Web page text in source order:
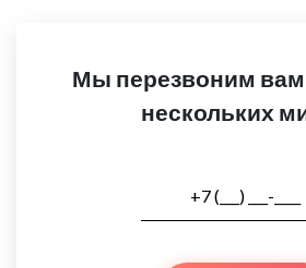
Мы перезвоним вам
нескольких